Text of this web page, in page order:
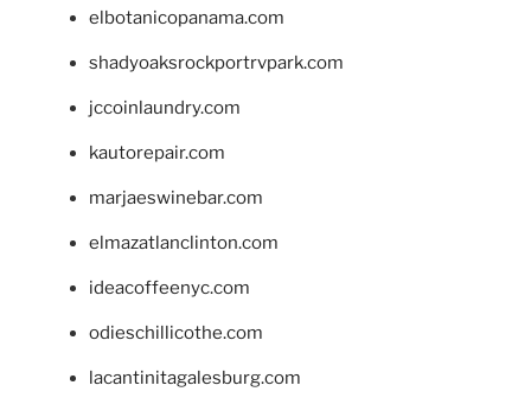
elbotanicopanama.com
shadyoaksrockportrvpark.com
jccoinlaundry.com
kautorepair.com
marjaeswinebar.com
elmazatlanclinton.com
ideacoffeenyc.com
odieschillicothe.com
lacantinitagalesburg.com